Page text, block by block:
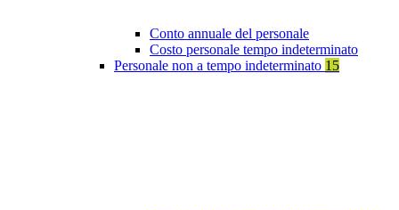
Conto annuale del personale
Costo personale tempo indeterminato
Personale non a tempo indeterminato 15